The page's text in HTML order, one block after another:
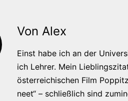
Von Alex
Einst habe ich an der
ich Lehrer. Mein
österreichischen Film
neet“ – schließlich sind